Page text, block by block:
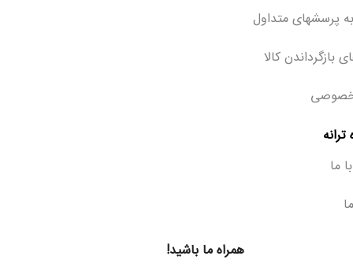
پرسشهای متداول
بازگرداندن کالا
ما
همراه ما باشید!